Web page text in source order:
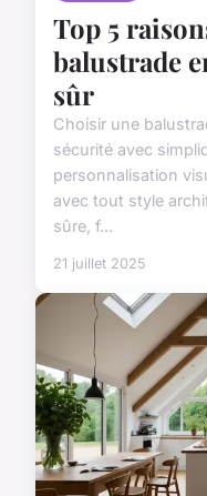
Top 5
balustrade
sûr
Choisir une
sécurité avec
personnalisation
avec tout style
sûre, f...
21 juillet 2025